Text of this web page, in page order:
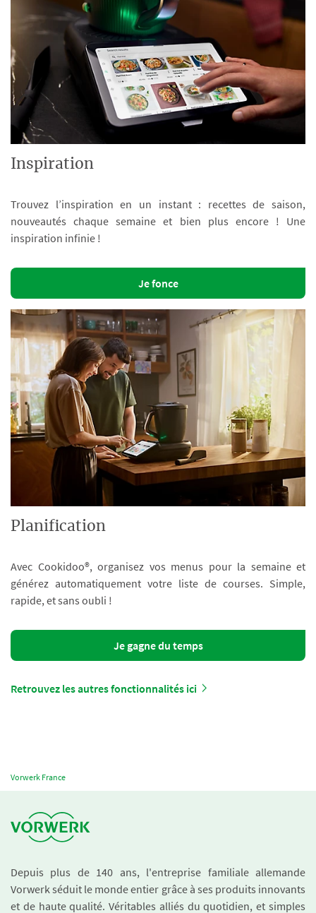
Inspiration
Trouvez l’inspiration en un instant : recettes de saison,
nouveautés chaque semaine et bien plus encore ! Une
inspiration infinie !
Je fonce
Planification
Avec Cookidoo®, organisez vos menus pour la semaine et
générez automatiquement votre liste de courses. Simple,
rapide, et sans oubli !
Je gagne du temps
Retrouvez les autres fonctionnalités ici
Vorwerk France
Depuis plus de 140 ans, l'entreprise familiale allemande
Vorwerk séduit le monde entier grâce à ses produits innovants
et de haute qualité. Véritables alliés du quotidien, et simples